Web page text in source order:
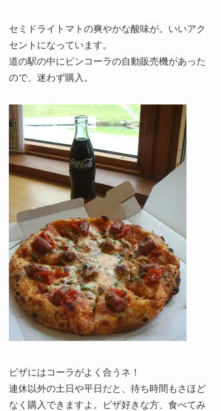
セミドライトマトの爽やかな酸味が。いいアク
セントになっています。
道の駅の中にビンコーラの自動販売機があった
ので、迷わず購入。
ピザにはコーラがよく合うネ！
連休以外の土日や平日だと、待ち時間もさほど
なく購入できますよ。ピザ好きな方、食べてみ